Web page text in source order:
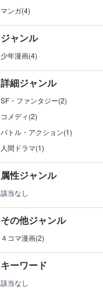
マンガ(4)
ジャンル
少年漫画(4)
詳細ジャンル
SF・ファンタジー(2)
コメディ(2)
バトル・アクション(1)
人間ドラマ(1)
属性ジャンル
該当なし
その他ジャンル
４コマ漫画(2)
キーワード
該当なし